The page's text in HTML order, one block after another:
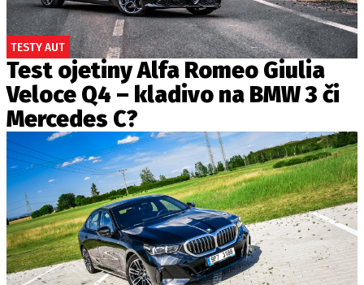
TESTY AUT
Test ojetiny Alfa Romeo Giulia
Veloce Q4 – kladivo na BMW 3 či
Mercedes C?